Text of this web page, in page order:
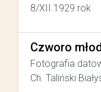
8/XII.1929 rok
Czworo
Fotografia
Ch. Taliński